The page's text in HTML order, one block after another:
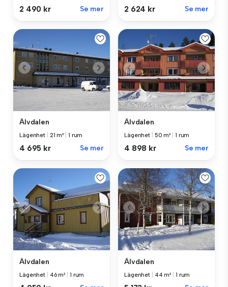
2 490 kr Se mer 2 624 kr Se mer
Älvdalen
Lägenhet 21 m² 1 rum
4 695 kr Se mer
Älvdalen
Lägenhet 50 m² 1 rum
4 898 kr Se mer
Älvdalen
Lägenhet 46 m² 1 rum
Älvdalen
Lägenhet 44 m² 1 rum